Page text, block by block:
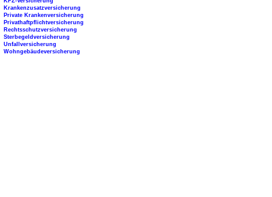
Krankenzusatzversicherung
Private Krankenversicherung
Privathaftpflichtversicherung
Rechtsschutzversicherung
Sterbegeldversicherung
Unfallversicherung
Wohngebäudeversicherung